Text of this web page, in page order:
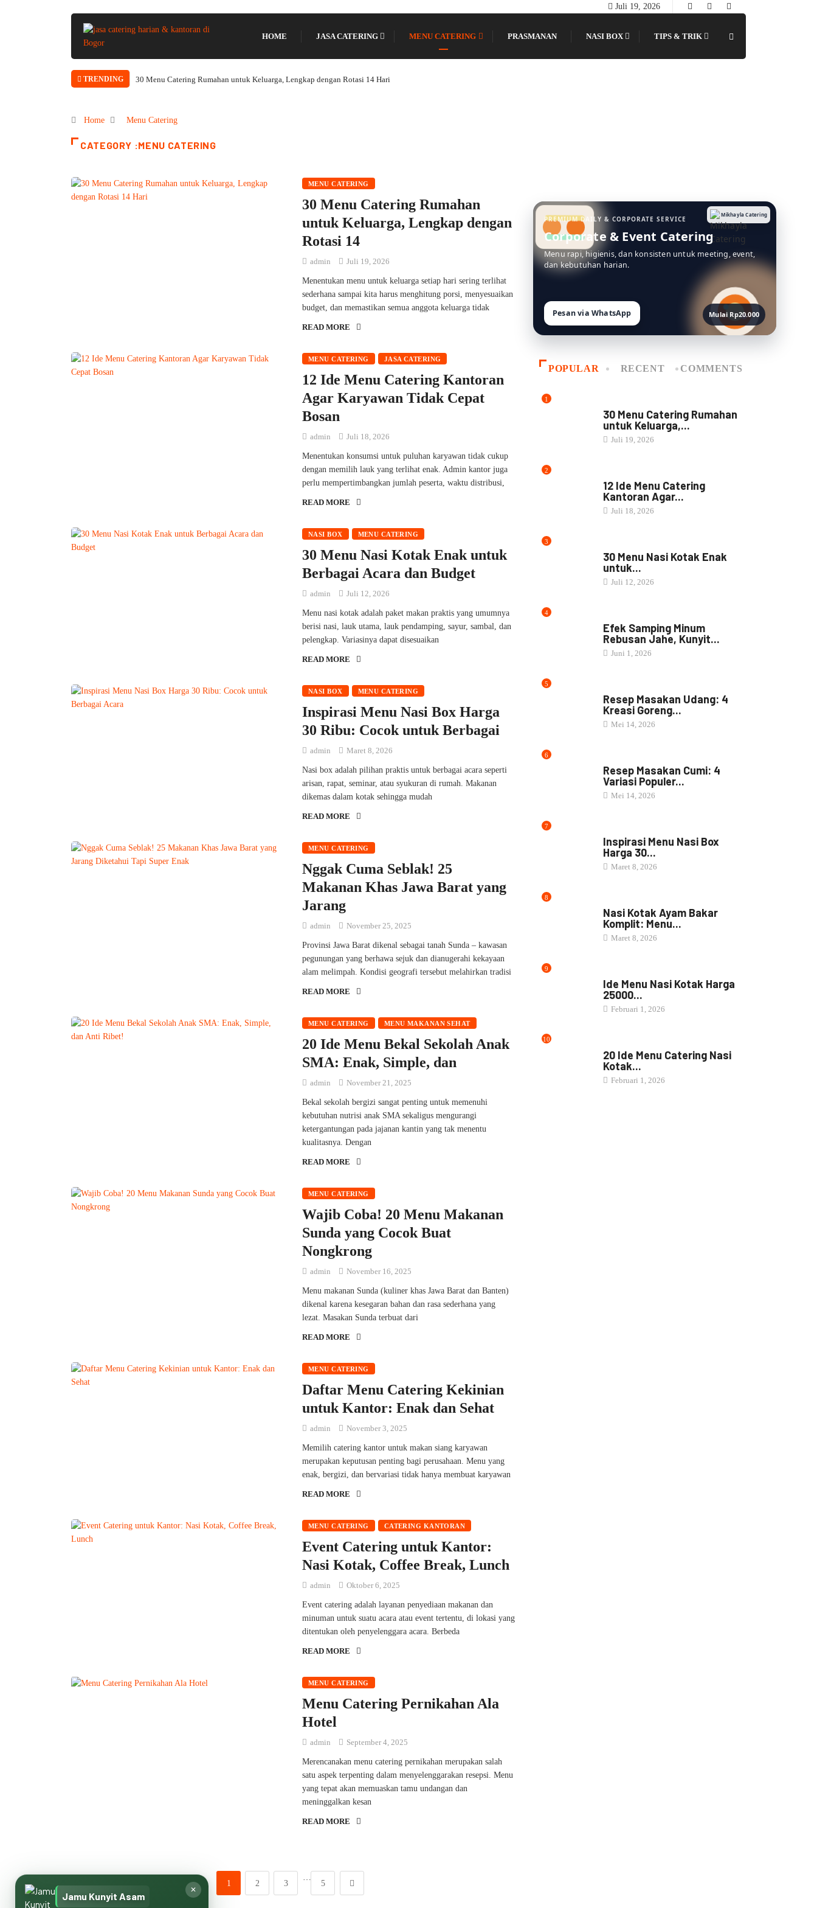
Juli 19, 2026
HOME JASA CATERING MENU CATERING PRASMANAN NASI BOX TIPS & TRIK
TRENDING 30 Menu Catering Rumahan untuk Keluarga, Lengkap dengan Rotasi 14 Hari
Home Menu Catering
CATEGORY :MENU CATERING
MENU CATERING
30 Menu Catering Rumahan
untuk Keluarga, Lengkap dengan
Rotasi 14
admin Juli 19, 2026
Menentukan menu untuk keluarga setiap hari sering terlihat
sederhana sampai kita harus menghitung porsi, menyesuaikan
budget, dan memastikan semua anggota keluarga tidak
READ MORE
MENU CATERING JASA CATERING
12 Ide Menu Catering Kantoran
Agar Karyawan Tidak Cepat
Bosan
admin Juli 18, 2026
Menentukan konsumsi untuk puluhan karyawan tidak cukup
dengan memilih lauk yang terlihat enak. Admin kantor juga
perlu mempertimbangkan jumlah peserta, waktu distribusi,
READ MORE
NASI BOX MENU CATERING
30 Menu Nasi Kotak Enak untuk
Berbagai Acara dan Budget
admin Juli 12, 2026
Menu nasi kotak adalah paket makan praktis yang umumnya
berisi nasi, lauk utama, lauk pendamping, sayur, sambal, dan
pelengkap. Variasinya dapat disesuaikan
READ MORE
NASI BOX MENU CATERING
Inspirasi Menu Nasi Box Harga
30 Ribu: Cocok untuk Berbagai
admin Maret 8, 2026
Nasi box adalah pilihan praktis untuk berbagai acara seperti
arisan, rapat, seminar, atau syukuran di rumah. Makanan
dikemas dalam kotak sehingga mudah
READ MORE
MENU CATERING
Nggak Cuma Seblak! 25
Makanan Khas Jawa Barat yang
Jarang
admin November 25, 2025
Provinsi Jawa Barat dikenal sebagai tanah Sunda – kawasan
pegunungan yang berhawa sejuk dan dianugerahi kekayaan
alam melimpah. Kondisi geografi tersebut melahirkan tradisi
READ MORE
MENU CATERING MENU MAKANAN SEHAT
20 Ide Menu Bekal Sekolah Anak
SMA: Enak, Simple, dan
admin November 21, 2025
Bekal sekolah bergizi sangat penting untuk memenuhi
kebutuhan nutrisi anak SMA sekaligus mengurangi
ketergantungan pada jajanan kantin yang tak menentu
kualitasnya. Dengan
READ MORE
MENU CATERING
Wajib Coba! 20 Menu Makanan
Sunda yang Cocok Buat
Nongkrong
admin November 16, 2025
Menu makanan Sunda (kuliner khas Jawa Barat dan Banten)
dikenal karena kesegaran bahan dan rasa sederhana yang
lezat. Masakan Sunda terbuat dari
READ MORE
MENU CATERING
Daftar Menu Catering Kekinian
untuk Kantor: Enak dan Sehat
admin November 3, 2025
Memilih catering kantor untuk makan siang karyawan
merupakan keputusan penting bagi perusahaan. Menu yang
enak, bergizi, dan bervariasi tidak hanya membuat karyawan
READ MORE
MENU CATERING CATERING KANTORAN
Event Catering untuk Kantor:
Nasi Kotak, Coffee Break, Lunch
admin Oktober 6, 2025
Event catering adalah layanan penyediaan makanan dan
minuman untuk suatu acara atau event tertentu, di lokasi yang
ditentukan oleh penyelenggara acara. Berbeda
READ MORE
MENU CATERING
Menu Catering Pernikahan Ala
Hotel
admin September 4, 2025
Merencanakan menu catering pernikahan merupakan salah
satu aspek terpenting dalam menyelenggarakan resepsi. Menu
yang tepat akan memuaskan tamu undangan dan
meninggalkan kesan
READ MORE
1 2 3
…
5
Mikhayla Catering
PREMIUM DAILY & CORPORATE SERVICE
Corporate & Event Catering
Menu rapi, higienis, dan konsisten untuk meeting, event,
dan kebutuhan harian.
Pesan via WhatsApp Mulai Rp20.000
POPULAR RECENT COMMENTS
1
30 Menu Catering Rumahan
untuk Keluarga,...
Juli 19, 2026
2
12 Ide Menu Catering
Kantoran Agar...
Juli 18, 2026
3
30 Menu Nasi Kotak Enak
untuk...
Juli 12, 2026
4
Efek Samping Minum
Rebusan Jahe, Kunyit...
Juni 1, 2026
5
Resep Masakan Udang: 4
Kreasi Goreng...
Mei 14, 2026
6
Resep Masakan Cumi: 4
Variasi Populer...
Mei 14, 2026
7
Inspirasi Menu Nasi Box
Harga 30...
Maret 8, 2026
8
Nasi Kotak Ayam Bakar
Komplit: Menu...
Maret 8, 2026
9
Ide Menu Nasi Kotak Harga
25000...
Februari 1, 2026
10
20 Ide Menu Catering Nasi
Kotak...
Februari 1, 2026
✕
Jamu Kunyit Asam